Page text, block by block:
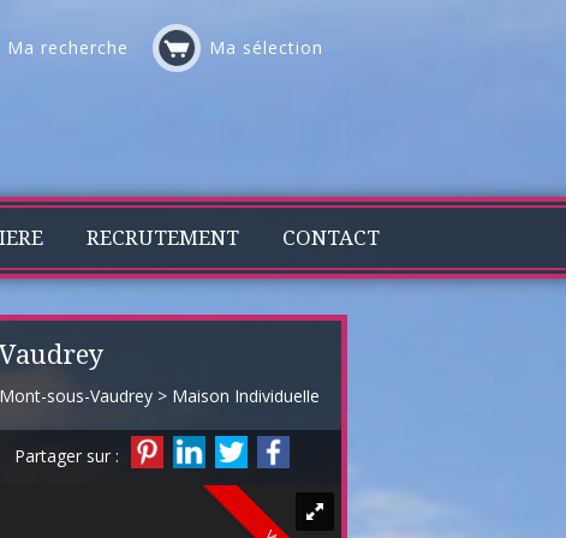
Ma recherche Ma sélection
RECRUTEMENT CONTACT
sous-Vaudrey > Maison Individuelle en vente Mont-sous-Vaudrey
Partager sur :